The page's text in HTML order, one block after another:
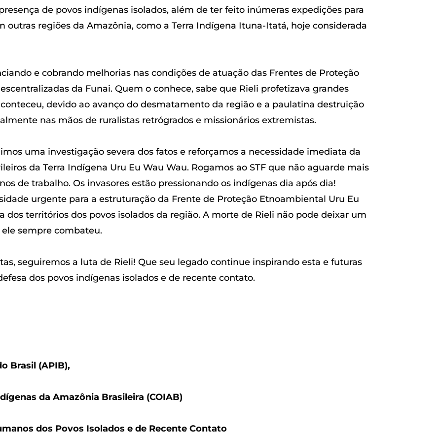
de povos indígenas isolados, além de ter feito inúmeras expedições para
outras regiões da Amazônia, como a Terra Indígena Ituna-Itatá, hoje considerada
e cobrando melhorias nas condições de atuação das Frentes de Proteção
da Funai. Quem o conhece, sabe que Rieli profetizava grandes
devido ao avanço do desmatamento da região e a paulatina destruição
nas mãos de ruralistas retrógrados e missionários extremistas.
uma investigação severa dos fatos e reforçamos a necessidade imediata da
da Terra Indígena Uru Eu Wau Wau. Rogamos ao STF que não aguarde mais
de trabalho. Os invasores estão pressionando os indígenas dia após dia!
urgente para a estruturação da Frente de Proteção Etnoambiental Uru Eu
territórios dos povos isolados da região. A morte de Rieli não pode deixar um
sempre combateu.
seguiremos a luta de Rieli! Que seu legado continue inspirando esta e futuras
dos povos indígenas isolados e de recente contato.
Brasil (APIB),
da Amazônia Brasileira (COIAB)
dos Povos Isolados e de Recente Contato